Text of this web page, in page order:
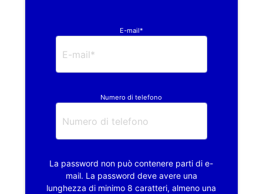
E-mail*
Numero di telefono
La password non può contenere parti di e-
mail. La password deve avere una
lunghezza di minimo 8 caratteri, almeno una